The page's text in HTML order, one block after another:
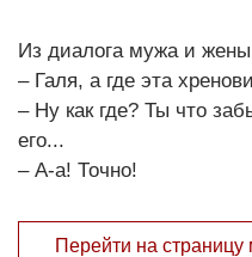
Из диалога мужа и
– Галя, а где эта
– Ну как где? Ты что
его...
– А-а! Точно!
Перейти на страницу